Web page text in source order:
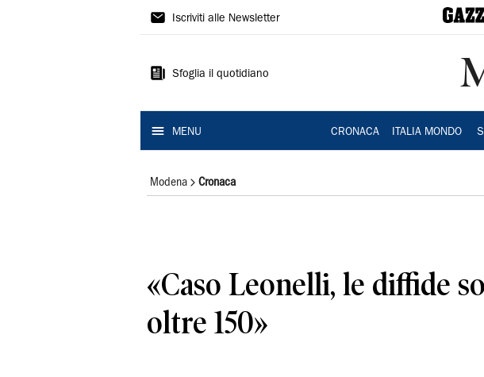
Gazzetta
Modena
Iscriviti alle Newsletter
Sfoglia il quotidiano
MENU CRONACA ITALIA MONDO
Modena Cronaca
«Caso Leonelli, le diffide
oltre 150»